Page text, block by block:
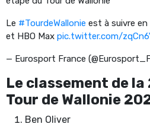
Le #TourdeWallonie est à suivre
et HBO Max pic.twitter.com/
— Eurosport France
Le classement de la
Tour de Wallonie
Ben Oliver